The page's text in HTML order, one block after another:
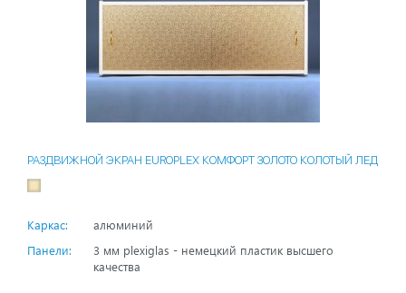
РАЗДВИЖНОЙ ЭКРАН EUROPLEX КОМФОРТ ЗОЛОТО КОЛОТЫЙ ЛЕД
Каркас:
алюминий
Панели:
3 мм plexiglas - немецкий пластик высшего
качества